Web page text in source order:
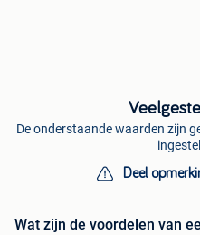
De onderstaande waarden zijn
Deel
Wat zijn de voordelen van